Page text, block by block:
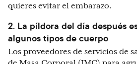
quieres evitar el embarazo.
2. La píldora del día después
algunos tipos de cuerpo
Los proveedores de servicios de